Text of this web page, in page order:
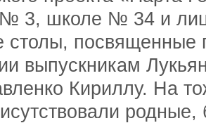
3, школе № 34 и
столы, посвященные
выпускникам
Кириллу. На
родные,